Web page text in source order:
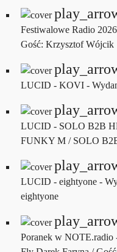
Festiwalowe Radio
Gość: Krzysztof Wójcik
LUCID - KOVI -
LUCID - SOLO B2B
FUNKY M / SOLO
LUCID - eightyone -
eightyone
Poranek w NOTE.radio